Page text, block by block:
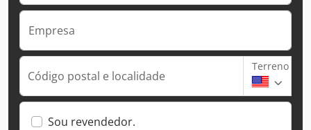
Empresa
Código postal e localidade
Terreno
Sou revendedor.